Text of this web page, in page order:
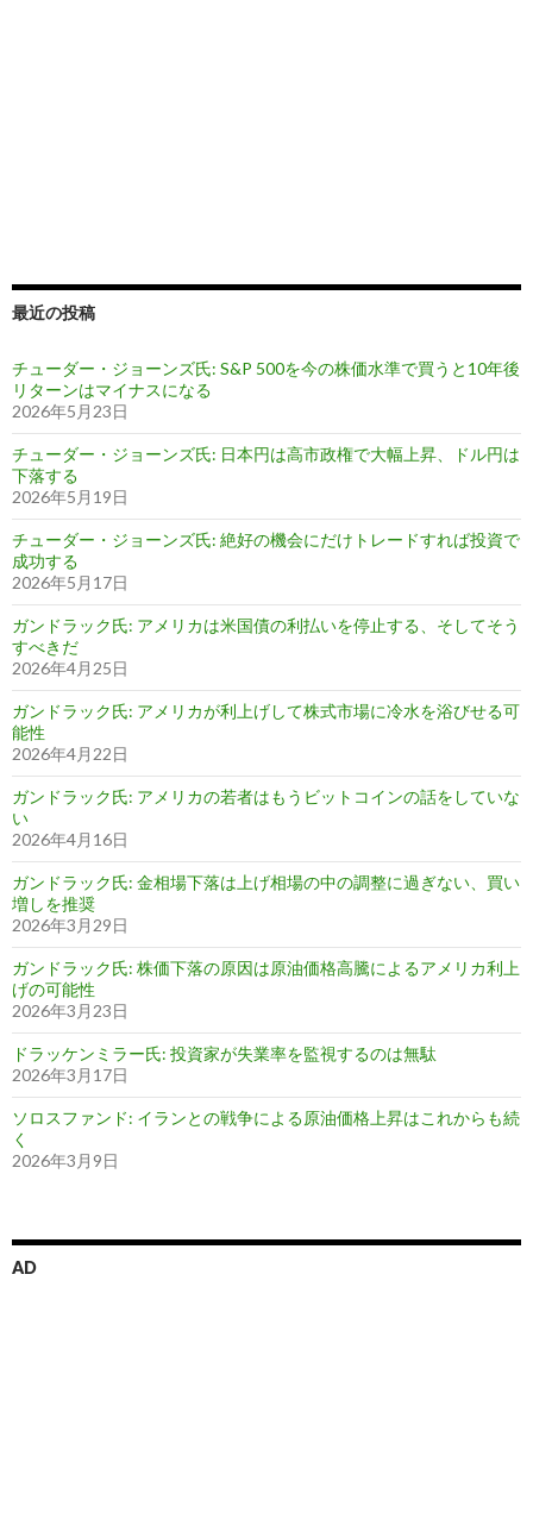
最近の投稿
チューダー・ジョーンズ氏: S&P 500を今の株価水準で買うと10年後
リターンはマイナスになる
2026年5月23日
チューダー・ジョーンズ氏: 日本円は高市政権で大幅上昇、ドル円は
下落する
2026年5月19日
チューダー・ジョーンズ氏: 絶好の機会にだけトレードすれば投資で
成功する
2026年5月17日
ガンドラック氏: アメリカは米国債の利払いを停止する、そしてそう
すべきだ
2026年4月25日
ガンドラック氏: アメリカが利上げして株式市場に冷水を浴びせる可
能性
2026年4月22日
ガンドラック氏: アメリカの若者はもうビットコインの話をしていな
い
2026年4月16日
ガンドラック氏: 金相場下落は上げ相場の中の調整に過ぎない、買い
増しを推奨
2026年3月29日
ガンドラック氏: 株価下落の原因は原油価格高騰によるアメリカ利上
げの可能性
2026年3月23日
ドラッケンミラー氏: 投資家が失業率を監視するのは無駄
2026年3月17日
ソロスファンド: イランとの戦争による原油価格上昇はこれからも続
く
2026年3月9日
AD